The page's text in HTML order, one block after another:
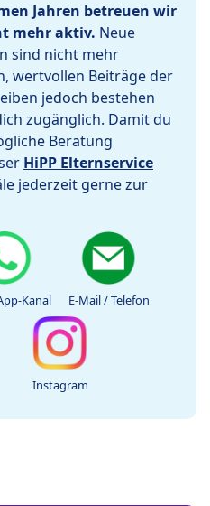
Jahren betreuen wir
mehr aktiv. Neue
sind nicht mehr
wertvollen Beiträge der
jedoch bestehen
zugänglich. Damit du
Beratung
HiPP Elternservice
jederzeit gerne zur
Kanal E-Mail / Telefon
Instagram